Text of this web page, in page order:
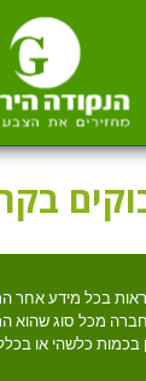
בכל מידע אחר
מכל סוג שהוא
בכמות כלשהי או
בקריית
וממיינים